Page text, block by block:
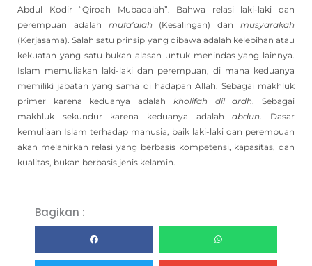
Abdul Kodir “Qiroah Mubadalah”. Bahwa relasi laki-laki dan
perempuan adalah mufa’alah (Kesalingan) danmusyarakah
(Kerjasama). Salah satu prinsip yang dibawa adalah kelebihan atau
kekuatan yang satu bukan alasan untuk menindas yang lainnya.
Islam memuliakan laki-laki dan perempuan, di mana keduanya
memiliki jabatan yang sama di hadapan Allah. Sebagai makhluk
primer karena keduanya adalah kholifah dil ardh. Sebagai
makhluk sekundur karena keduanya adalahabdun. Dasar
kemuliaan Islam terhadap manusia, baik laki-laki dan perempuan
akan melahirkan relasi yang berbasis kompetensi, kapasitas, dan
kualitas, bukan berbasis jenis kelamin.
Bagikan :